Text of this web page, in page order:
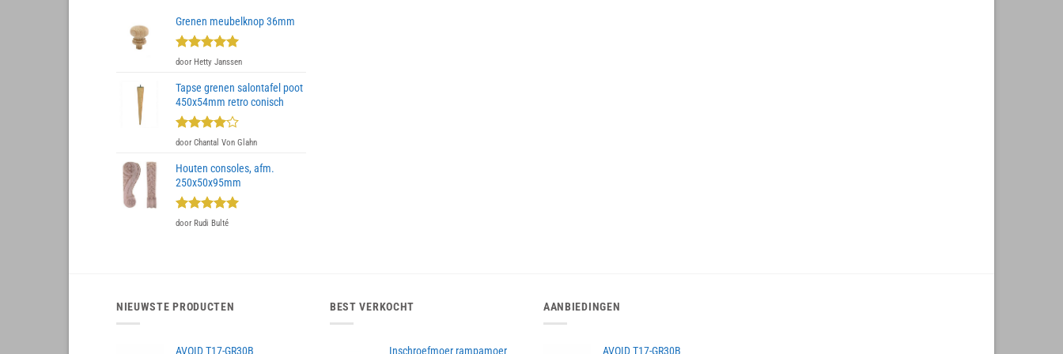
Grenen meubelknop 36mm
Gewaardeerd
door Hetty Janssen
Tapse grenen salontafel poot
450x54mm retro conisch
Gewaardeerd
door Chantal Von Glahn
Houten consoles, afm.
250x50x95mm
Gewaardeerd
door Rudi Bulté
NIEUWSTE PRODUCTEN
AVOID T17-GR30B
BEST VERKOCHT
Inschroefmoer rampamoer
AANBIEDINGEN
AVOID T17-GR30B